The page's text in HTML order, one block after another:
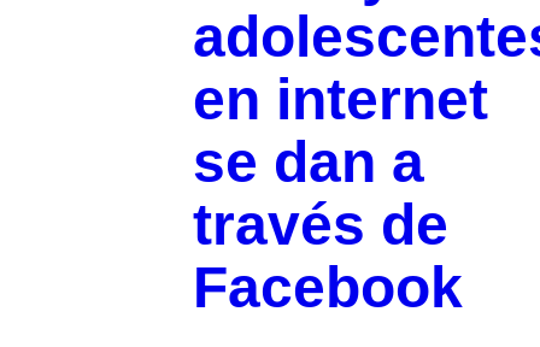
en internet
se dan a
través de
Facebook